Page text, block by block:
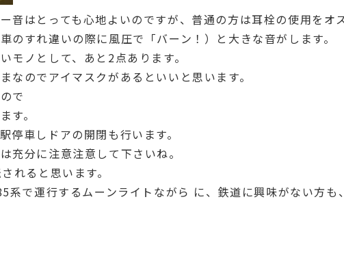
音はとっても心地よいのですが、普通の方は耳栓の使用をオ
のすれ違いの際に風圧で「バーン！）と大きな音がします。
モノとして、あと2点あります。
なのでアイマスクがあるといいと思います。
で
す。
停車しドアの開閉も行います。
充分に注意注意して下さいね。
れると思います。
系で運行するムーンライトながら に、鉄道に興味がない方